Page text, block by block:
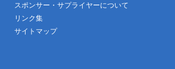
スポンサー・サプライヤーについて
リンク集
サイトマップ